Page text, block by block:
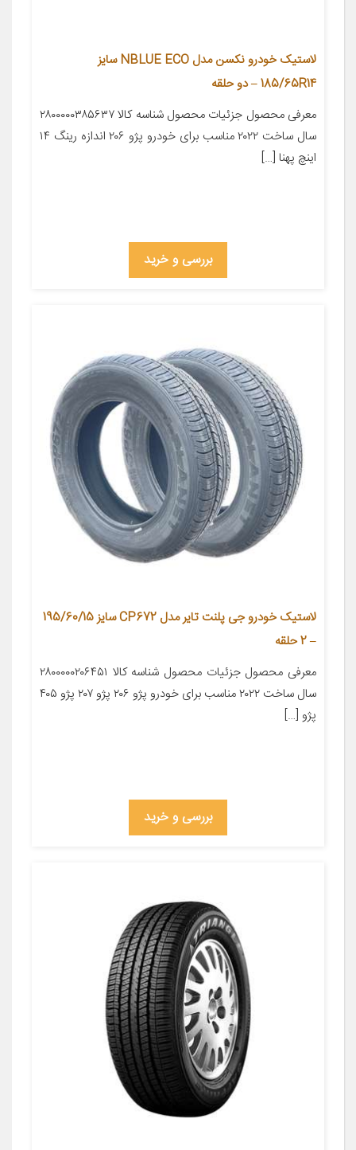
لاستیک خودرو نکسن مدل NBLUE ECO سایز
185/65R14 – دو حلقه
معرفی محصول جزئیات محصول شناسه کالا ۲۸۰۰۰۰۰۳۸۵۶۳۷
سال ساخت ۲۰۲۲ مناسب برای خودرو پژو ۲۰۶ اندازه رینگ ۱۴
اینچ پهنا […]
بررسی و خرید
لاستیک خودرو جی پلنت تایر مدل CP672 سایز 195/60/15
– 2 حلقه
معرفی محصول جزئیات محصول شناسه کالا ۲۸۰۰۰۰۰۲۰۶۴۵۱
سال ساخت ۲۰۲۲ مناسب برای خودرو پژو ۲۰۶ پژو ۲۰۷ پژو ۴۰۵
پژو […]
بررسی و خرید